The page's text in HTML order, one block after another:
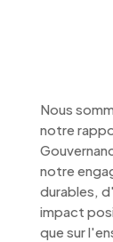
Nous
notre
notre
durables,
impact
que sur